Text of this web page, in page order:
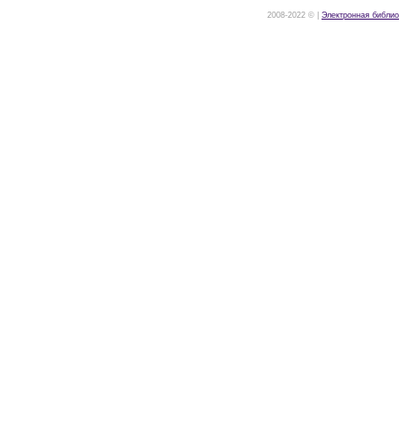
2008-2022 © | Электронная